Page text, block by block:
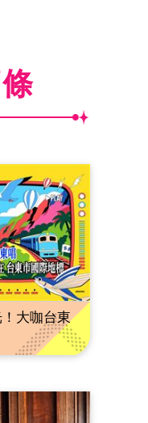
！大咖台東